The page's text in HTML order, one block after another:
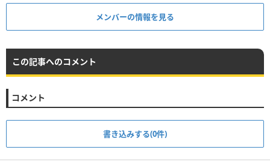
メンバーの情報を見る
この記事へのコメント
コメント
書き込みする(0件)